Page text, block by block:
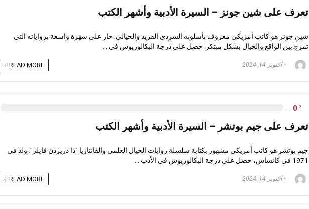
تعرف على شين جونز – السيرة الأدبية وأشهر الكتب
شين جونز هو كاتب أمريكي معروف بأسلوبه السردي الفريد والخيالي. حاز على شهرة واسعة برواياته التي
تمزج بين الواقع والخيال بشكل مبتكر. حصل على درجة البكالوريوس في ...
أكتوبر 14, 2024 READ MORE +
0
تعرف على جيم بوتشر – السيرة الأدبية وأشهر الكتب
جيم بوتشر هو كاتب أمريكي مشهور بكتابة سلسلة روايات الخيال العلمي والفانتازيا "ذا دريزدن فايلز". ولد في
1971 في كانساس، حصل على درجة البكالوريوس في الأدب ...
أكتوبر 14, 2024 READ MORE +